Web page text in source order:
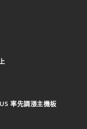
率先調漲主機板